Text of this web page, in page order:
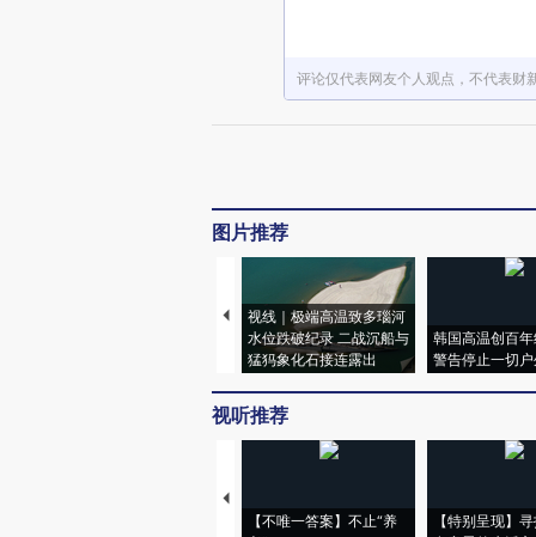
评论仅代表网友个人观点，不代表财
图片推荐
视线｜极端高温致多瑙河
水位跌破纪录 二战沉船与
猛犸象化石接连露出
韩国高温创百
警告停止一切
视听推荐
【不唯一答案】不止“养
【特别呈现】